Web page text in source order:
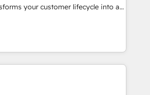
your customer lifecycle into a
Software) and Point Success Media
the official home for all three
integrations powered by Globalia’s
- Full-